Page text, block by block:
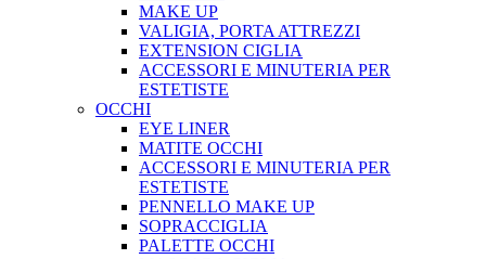
MAKE UP
VALIGIA, PORTA ATTREZZI
EXTENSION CIGLIA
ACCESSORI E MINUTERIA PER
ESTETISTE
OCCHI
EYE LINER
MATITE OCCHI
ACCESSORI E MINUTERIA PER
ESTETISTE
PENNELLO MAKE UP
SOPRACCIGLIA
PALETTE OCCHI